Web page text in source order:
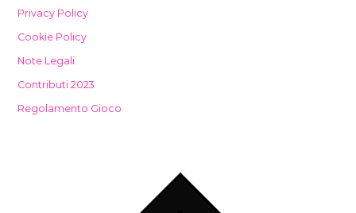
Privacy Policy
Cookie Policy
Note Legali
Contributi 2023
Regolamento Gioco